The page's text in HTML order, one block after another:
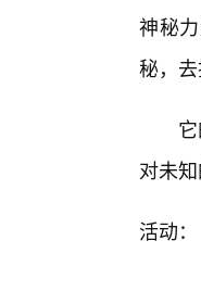
神秘
秘，
对未
活动